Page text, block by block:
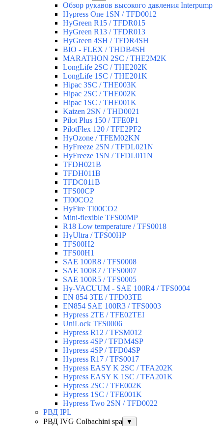
Обзор рукавов высокого давления Interpump
Hypress One 1SN / TFD0012
HyGreen R15 / TFDR015
HyGreen R13 / TFDR013
HyGreen 4SH / TFDR4SH
BIO - FLEX / THDB4SH
MARATHON 2SC / THE2M2K
LongLife 2SC / THE202K
LongLife 1SC / THE201K
Hipac 3SC / THE003K
Hipac 2SC / THE002K
Hipac 1SC / THE001K
Kaizen 2SN / THD0021
Pilot Plus 150 / TFE0P1
PilotFlex 120 / TFE2PF2
HyOzone / TFEM02KN
HyFreeze 2SN / TFDL021N
HyFreeze 1SN / TFDL011N
TFDH021B
TFDH011B
TFDC011B
TFS00CP
TI00CO2
HyFire TI00CO2
Mini-flexible TFS00MP
R18 Low temperature / TFS0018
HyUltra / TFS00HP
TFS00H2
TFS00H1
SAE 100R8 / TFS0008
SAE 100R7 / TFS0007
SAE 100R5 / TFS0005
Hy-VACUUM - SAE 100R4 / TFS0004
EN 854 3TE / TFD03TE
EN854 SAE 100R3 / TFS0003
Hypress 2TE / TFE02TEI
UniLock TFS0006
Hypress R12 / TFSM012
Hypress 4SP / TFDM4SP
Hypress 4SP / TFD04SP
Hypress R17 / TFS0017
Hypress EASY K 2SC / TFA202K
Hypress EASY K 1SC / TFA201K
Hypress 2SC / TFE002K
Hypress 1SC / TFE001K
Hypress Two 2SN / TFD0022
РВД IPL
РВД IVG Colbachini spa
▼